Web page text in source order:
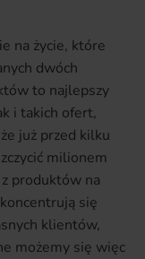
na życie, które
dwóch
to najlepszy
i takich ofert,
już przed kilku
milionem
produktów na
się
klientów,
możemy się więc